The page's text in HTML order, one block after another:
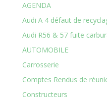
AGENDA
Audi A 4 défaut de
Audi R56 & 57 fuite
AUTOMOBILE
Carrosserie
Comptes Rendus de
Constructeurs